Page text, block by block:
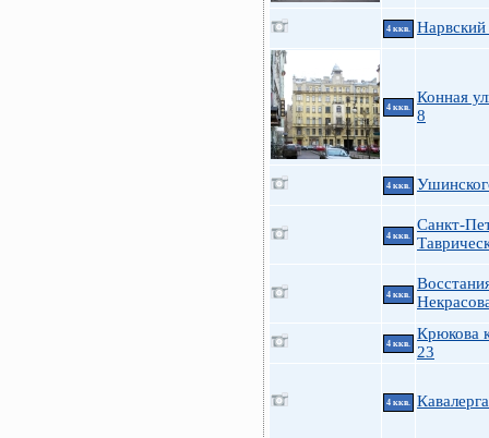
4 ккв.
4 ккв.
Конная
8
4 ккв.
4 ккв.
Санкт-
4 ккв.
4 ккв.
Крюкова
23
4 ккв.